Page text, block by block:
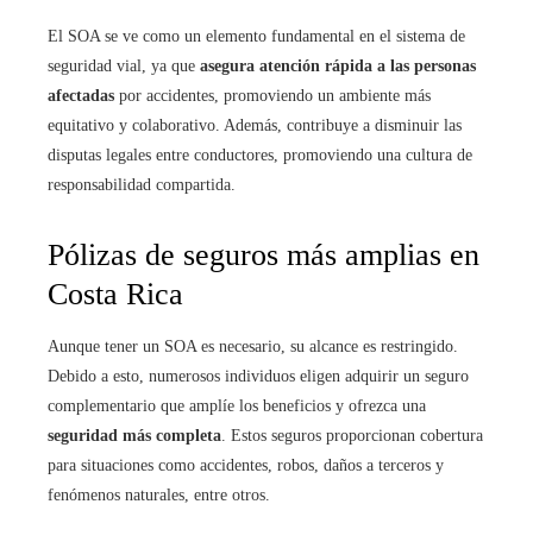
El SOA se ve como un elemento fundamental en el sistema de
seguridad vial, ya que asegura atención rápida a las personas
afectadas por accidentes, promoviendo un ambiente más
equitativo y colaborativo. Además, contribuye a disminuir las
disputas legales entre conductores, promoviendo una cultura de
responsabilidad compartida.
Pólizas de seguros más amplias en
Costa Rica
Aunque tener un SOA es necesario, su alcance es restringido.
Debido a esto, numerosos individuos eligen adquirir un seguro
complementario que amplíe los beneficios y ofrezca una
seguridad más completa. Estos seguros proporcionan cobertura
para situaciones como accidentes, robos, daños a terceros y
fenómenos naturales, entre otros.